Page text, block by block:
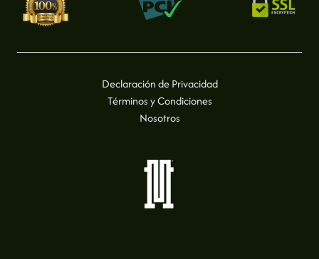
Declaración de Privacidad
Términos y Condiciones
Nosotros